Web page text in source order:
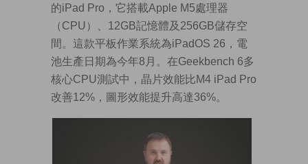
的iPad Pro，它搭載Apple M5處理器
（CPU）、12GB記憶體及256GB儲存空
間。這款平板作業系統為iPadOS 26，電
池生產日期為今年8月。在Geekbench 6多
核心CPU測試中，晶片效能比M4 iPad Pro
改善12%，圖形效能提升高達36%。